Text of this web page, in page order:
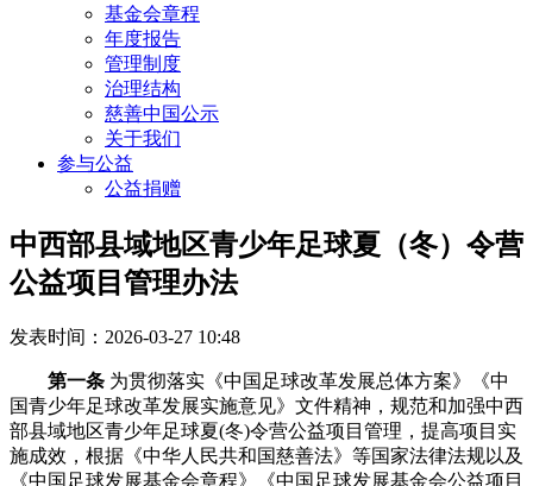
基金会章程
年度报告
管理制度
治理结构
慈善中国公示
关于我们
参与公益
公益捐赠
中西部县域地区青少年足球夏（冬）令营
公益项目管理办法
发表时间：2026-03-27 10:48
第一条 为贯彻落实《中国足球改革发展总体方案》《中
国青少年足球改革发展实施意见》文件精神，规范和加强中西
部县域地区青少年足球夏(冬)令营公益项目管理，提高项目实
施成效，根据《中华人民共和国慈善法》等国家法律法规以及
《中国足球发展基金会章程》《中国足球发展基金会公益项目